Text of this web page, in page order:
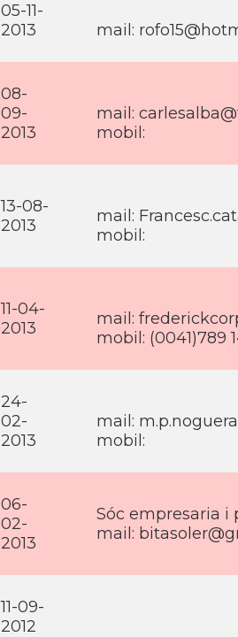
05-11-
2013
mail:
08-
09-
2013
mail:
mobil:
13-08-
2013
mail:
mobil:
11-04-
2013
mail:
mobil: (0041)789
24-
02-
2013
mail:
mobil:
06-
02-
2013
Sóc empresaria i
mail:
11-09-
2012